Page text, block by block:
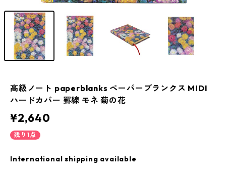
高級ノート paperblanks ペーパーブランクス MIDI
ハードカバー 罫線 モネ 菊の花
¥2,640
残り1点
International shipping available